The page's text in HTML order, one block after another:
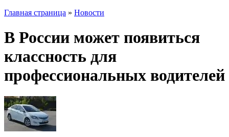
Главная страница » Новости
В России может появиться
классность для
профессиональных водителей